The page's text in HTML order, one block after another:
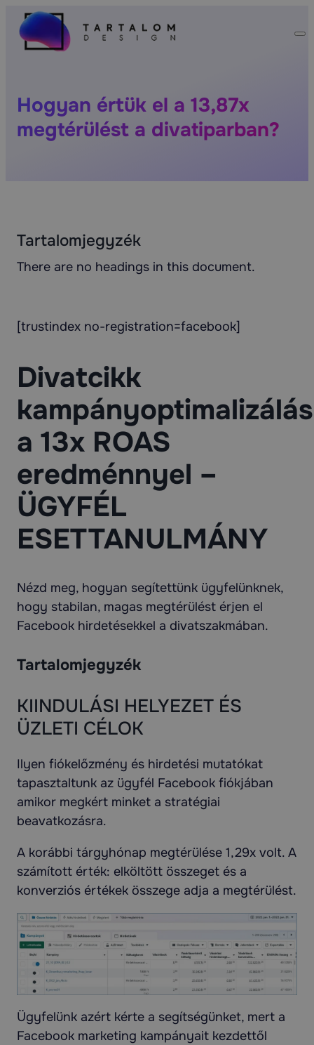
Hogyan értük el a 13,87x
megtérülést a divatiparban?
Tartalomjegyzék
There are no headings in this document.
[trustindex no-registration=facebook]
Divatcikk
kampányoptimalizálás
a 13x ROAS
eredménnyel –
ÜGYFÉL
ESETTANULMÁNY
Nézd meg, hogyan segítettünk ügyfelünknek,
hogy stabilan, magas megtérülést érjen el
Facebook hirdetésekkel a divatszakmában.
Tartalomjegyzék
KIINDULÁSI HELYEZET ÉS
ÜZLETI CÉLOK
Ilyen fiókelőzmény és hirdetési mutatókat
tapasztaltunk az ügyfél Facebook fiókjában
amikor megkért minket a stratégiai
beavatkozásra.
A korábbi tárgyhónap megtérülése 1,29x volt. A
számított érték: elköltött összeget és a
konverziós értékek összege adja a megtérülést.
Ügyfelünk azért kérte a segítségünket, mert a
Facebook marketing kampányait kezdettől